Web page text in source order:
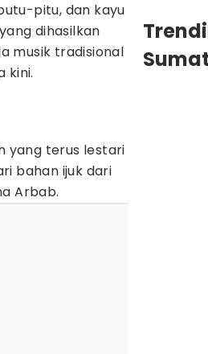
pitu, dan kayu
dihasilkan
musik tradisional
kini.
yang terus lestari
bahan ijuk dari
Arbab.